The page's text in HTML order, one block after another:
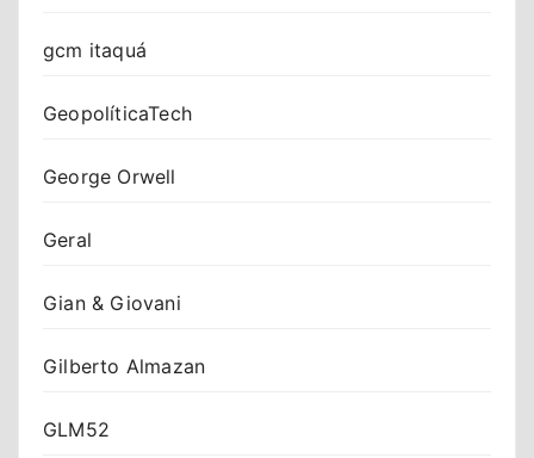
gcm itaquá
GeopolíticaTech
George Orwell
Geral
Gian & Giovani
Gilberto Almazan
GLM52